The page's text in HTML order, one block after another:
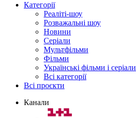
Категорії
Реаліті-шоу
Розважальні шоу
Новини
Серіали
Мультфільми
Фільми
Українські фільми і серіали
Всі категорії
Всі проєкти
Канали